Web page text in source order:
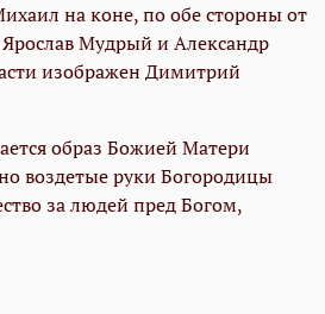
на коне, по обе стороны от
Мудрый и Александр
изображен Димитрий
образ Божией Матери
воздетые руки Богородицы
за людей пред Богом,